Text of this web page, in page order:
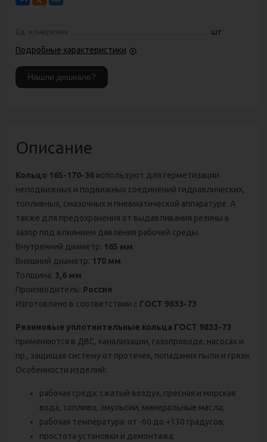
Ед. измерения шт
Подробные характеристики
Описание
Кольцо 165-170-36 используют для герметизации
неподвижных и подвижных соединений гидравлических,
топливных, смазочных и пневматической аппаратуре. А
также для предохранения от выдавливания резины в
зазор под влиянием давления рабочей среды.
Внутренний диаметр: 165 мм
Внешний диаметр: 170 мм
Толщина: 3,6 мм
Производитель: Россия
Изготовлено в соответствии с ГОСТ 9833-73
Резиновые уплотнительные кольца ГОСТ 9833-73
применяются в ДВС, канализации, газопроводе, насосах и
пр., защищая систему от протечек, попадания пыли и грязи.
Особенности изделий:
рабочая среда: сжатый воздух, пресная и морская
вода, топливо, эмульсии, минеральные масла;
рабочая температура: от -60 до +130 градусов;
простота установки и демонтажа;